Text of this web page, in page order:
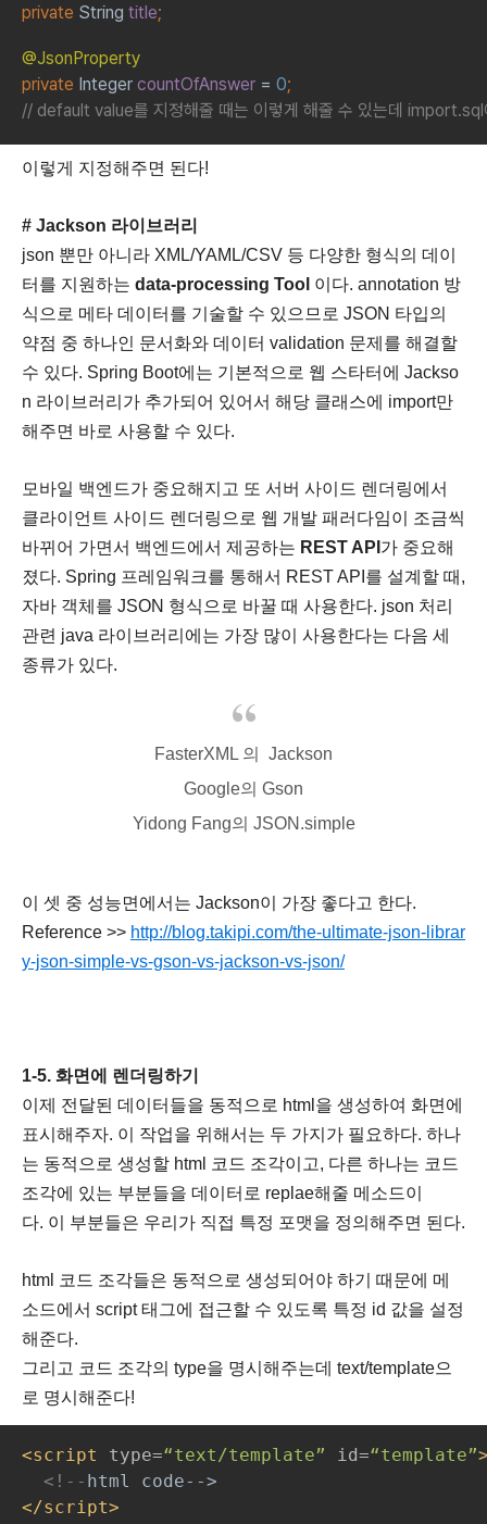
private String title;
@JsonProperty
private Integer countOfAnswer = 0;
// default value를 지정해줄 때는 이렇게 해줄 수 있는데 import.sql
이렇게 지정해주면 된다!
# Jackson 라이브러리
json 뿐만 아니라 XML/YAML/CSV 등 다양한 형식의 데이
터를 지원하는 data-processing Tool 이다. annotation 방
식으로 메타 데이터를 기술할 수 있으므로 JSON 타입의
약점 중 하나인 문서화와 데이터 validation 문제를 해결할
수 있다. Spring Boot에는 기본적으로 웹 스타터에 Jackso
n 라이브러리가 추가되어 있어서 해당 클래스에 import만
해주면 바로 사용할 수 있다.
모바일 백엔드가 중요해지고 또 서버 사이드 렌더링에서
클라이언트 사이드 렌더링으로 웹 개발 패러다임이 조금씩
바뀌어 가면서 백엔드에서 제공하는 REST API 가 중요해
졌다. Spring 프레임워크를 통해서 REST API를 설계할 때,
자바 객체를 JSON 형식으로 바꿀 때 사용한다. json 처리
관련 java 라이브러리에는 가장 많이 사용한다는 다음 세
종류가 있다.
FasterXML 의 Jackson
Google의 Gson
Yidong Fang의 JSON.simple
이 셋 중 성능면에서는 Jackson이 가장 좋다고 한다.
Reference >> http://blog.takipi.com/the-ultimate-json-librar
y-json-simple-vs-gson-vs-jackson-vs-json/
1-5. 화면에 렌더링하기
이제 전달된 데이터들을 동적으로 html을 생성하여 화면에
표시해주자. 이 작업을 위해서는 두 가지가 필요하다. 하나
는 동적으로 생성할 html 코드 조각이고, 다른 하나는 코드
조각에 있는 부분들을 데이터로 replae해줄 메소드이
다. 이 부분들은 우리가 직접 특정 포맷을 정의해주면 된다.
html 코드 조각들은 동적으로 생성되어야 하기 때문에 메
소드에서 script 태그에 접근할 수 있도록 특정 id 값을 설정
해준다.
그리고 코드 조각의 type을 명시해주는데 text/template으
로 명시해준다!
<script type=“text/template” id=“template”
<!-- html code-->
</script>